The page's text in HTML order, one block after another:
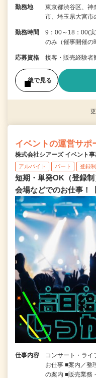
勤務地
東京都渋谷区、神
市、埼玉県大宮市
勤務時間
9：00～18：00(
のみ（催事開催
応募資格 接客・販売経験者
後で見る
イベントの運営サポ
株式会社シアーズ イベント
アルバイト パート 登録制
短期・単発OK（登録
会場などでのお仕事！
仕事内容
コンサート・ライ
お仕事 ■案内／整
の案内 ■販売業務